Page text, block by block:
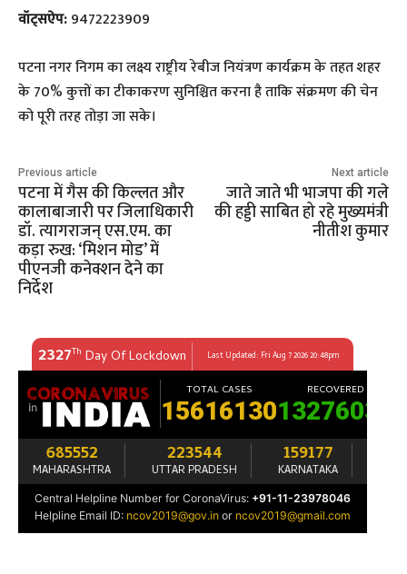
वॉट्सऐप:9472223909
​पटना नगर निगम का लक्ष्य राष्ट्रीय रेबीज नियंत्रण कार्यक्रम के तहत शहर
के 70% कुत्तों का टीकाकरण सुनिश्चित करना है ताकि संक्रमण की चेन
को पूरी तरह तोड़ा जा सके।
Previous article
पटना में गैस की किल्लत और
कालाबाजारी पर जिलाधिकारी
डॉ. त्यागराजन् एस.एम. का
कड़ा रुख: ‘मिशन मोड’ में
पीएनजी कनेक्शन देने का
निर्देश
Next article
जाते जाते भी भाजपा की गले
की हड्डी साबित हो रहे मुख्यमंत्री
नीतीश कुमार